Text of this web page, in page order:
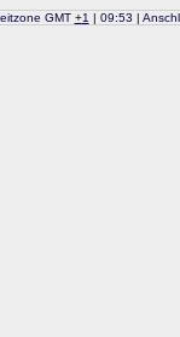
GMT +1 | 09:53 |